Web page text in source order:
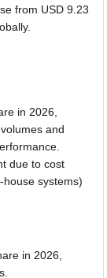
from USD 9.23
in 2026,
and
due to cost
systems)
in 2026,